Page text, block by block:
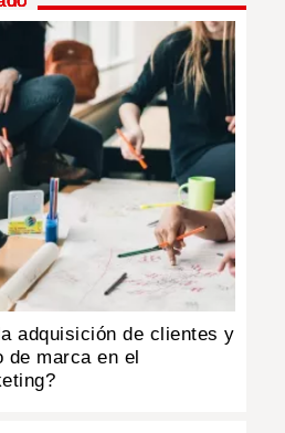
adquisición de clientes y
marca en el